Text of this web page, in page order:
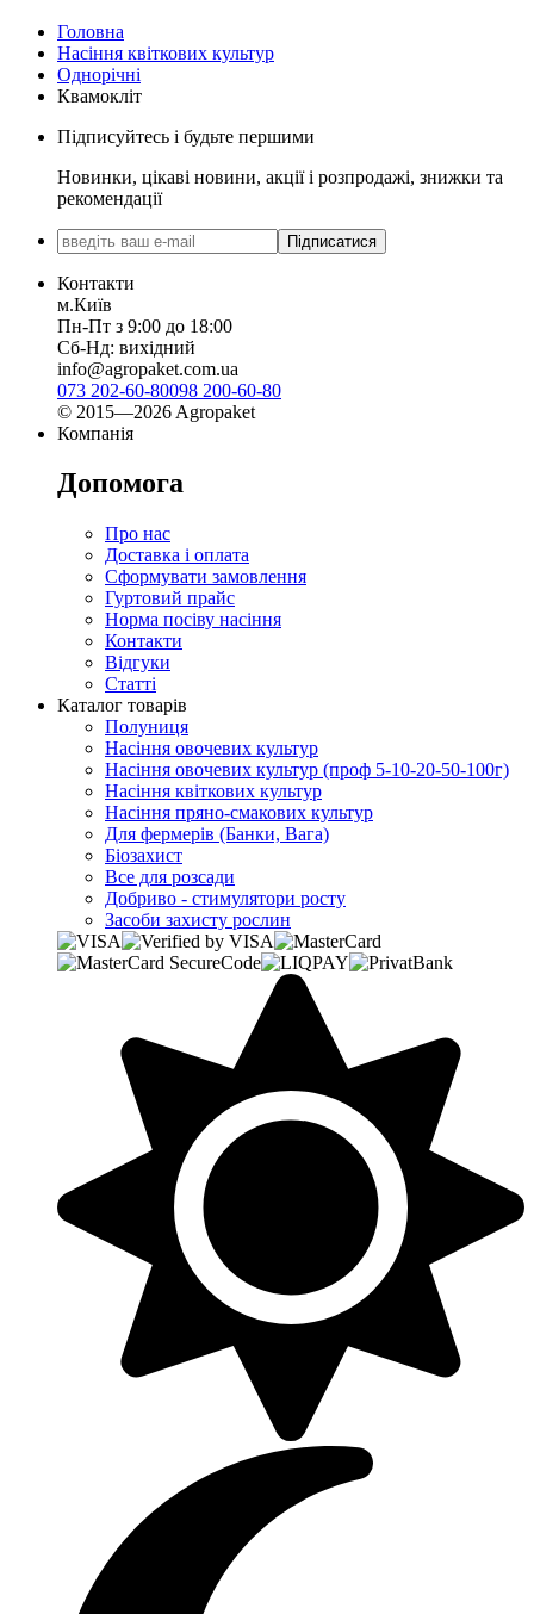
Головна
Насіння квіткових культур
Однорічні
Квамокліт
Підписуйтесь і будьте першими
Новинки, цікаві новини, акції і розпродажі, знижки та
рекомендації
Підписатися
Контакти
м.Київ
Пн-Пт з 9:00 до 18:00
Сб-Нд: вихідний
info@agropaket.com.ua
073 202-60-80098 200-60-80
© 2015—2026 Agropaket
Компанія
Допомога
Про нас
Доставка і оплата
Сформувати замовлення
Гуртовий прайс
Норма посіву насіння
Контакти
Відгуки
Статті
Каталог товарів
Полуниця
Насіння овочевих культур
Насіння овочевих культур (проф 5-10-20-50-100г)
Насіння квіткових культур
Насіння пряно-смакових культур
Для фермерів (Банки, Вага)
Біозахист
Все для розсади
Добриво - стимулятори росту
Засоби захисту рослин